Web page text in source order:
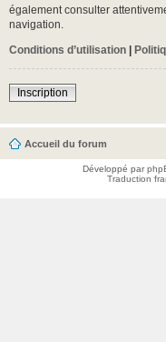
également consulter
navigation.
Conditions d’utilisation |
Inscription
Accueil du forum
Développé par
Traduction